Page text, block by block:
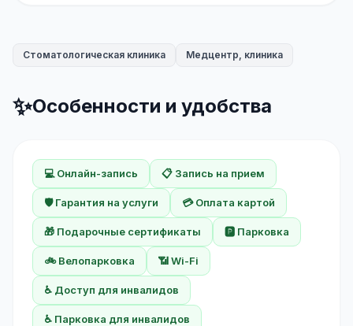
Стоматологическая клиника Медцентр, клиника
✨Особенности и удобства
💻 Онлайн-запись 📋 Запись на прием
🛡️ Гарантия на услуги 💳 Оплата картой
🎁 Подарочные сертификаты 🅿️ Парковка
🚲 Велопарковка 📶 Wi-Fi
♿ Доступ для инвалидов
♿ Парковка для инвалидов